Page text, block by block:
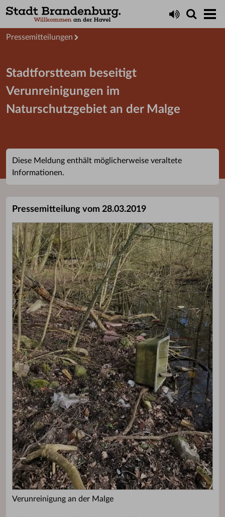
Presseservice
Pressemitteilungen
Stadtforstteam beseitigt
Verunreinigungen im
Naturschutzgebiet an der Malge
Diese Meldung enthält möglicherweise veraltete
Informationen.
Pressemitteilung vom 28.03.2019
Verunreinigung an der Malge